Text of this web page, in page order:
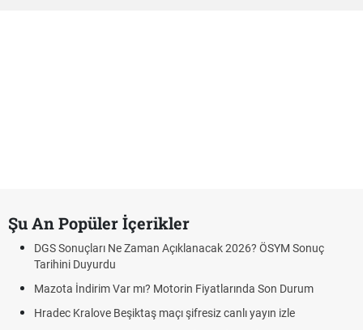
Şu An Popüler İçerikler
DGS Sonuçları Ne Zaman Açıklanacak 2026? ÖSYM Sonuç
Tarihini Duyurdu
Mazota İndirim Var mı? Motorin Fiyatlarında Son Durum
Hradec Kralove Beşiktaş maçı şifresiz canlı yayın izle